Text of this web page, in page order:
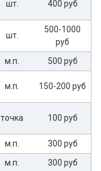
шт. 400 руб
шт.
500-1000
руб
м.п.
500 руб
м.п. 150-200 руб
точка 100 руб
м.п.
300 руб
м.п.
300 руб